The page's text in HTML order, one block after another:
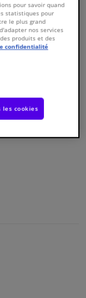
pour savoir quand
statistiques pour
le plus grand
nos services
produits et des
confidentialité
les cookies